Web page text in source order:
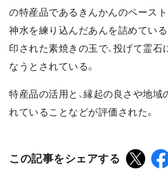
の特産品であるきんかんのペースト
神水を練り込んだあんを詰めている
印された素焼きの玉で、投げて霊石
なうとされている。
特産品の活用と、縁起の良さや地域
れていることなどが評価された。
この記事をシェアする